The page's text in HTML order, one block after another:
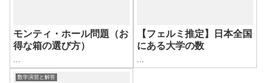
モンティ・ホール問題（お
得な箱の選び方）
【フェルミ推定】日本全国
にある大学の数
数学演習と解答